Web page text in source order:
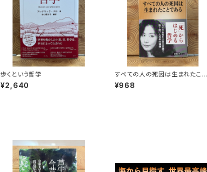
歩くという哲学
¥2,640
すべての人の死因は生まれたこと
である
¥968